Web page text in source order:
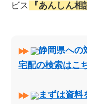
ビス
『あんしん相
静岡県への
宅配の検索はこ
まずは資料